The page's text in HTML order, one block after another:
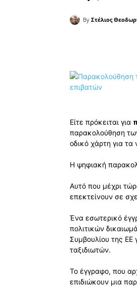
By Στέλιος
Είτε πρόκειται για
παρακολούθηση
οδικό χάρτη για
Η ψηφιακή
Αυτό που μέχρι
επεκτείνουν σε
Ένα εσωτερικό
πολιτικών
Συμβουλίου της
ταξιδιωτών.
Το έγγραφο, που
επιδιώκουν μια